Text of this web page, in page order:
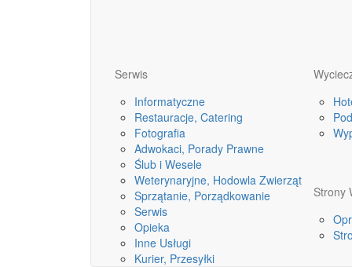
Serwis
Informatyczne
Restauracje, Catering
Fotografia
Adwokaci, Porady Prawne
Ślub i Wesele
Weterynaryjne, Hodowla Zwierząt
Sprzątanie, Porządkowanie
Serwis
Opieka
Inne Usługi
Kurier, Przesyłki
Strony